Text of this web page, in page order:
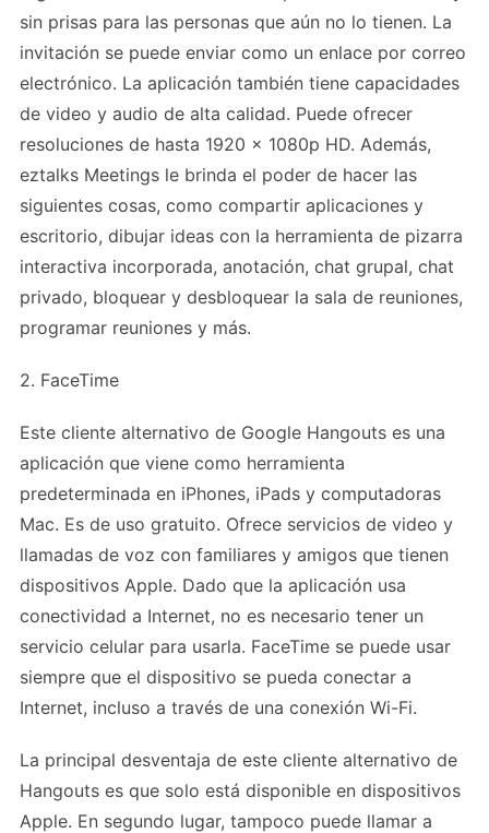
sin prisas para las personas que aún no lo tienen. La
invitación se puede enviar como un enlace por correo
electrónico. La aplicación también tiene capacidades
de video y audio de alta calidad. Puede ofrecer
resoluciones de hasta 1920 x 1080p HD. Además,
eztalks Meetings le brinda el poder de hacer las
siguientes cosas, como compartir aplicaciones y
escritorio, dibujar ideas con la herramienta de pizarra
interactiva incorporada, anotación, chat grupal, chat
privado, bloquear y desbloquear la sala de reuniones,
programar reuniones y más.
2. FaceTime
Este cliente alternativo de Google Hangouts es una
aplicación que viene como herramienta
predeterminada en iPhones, iPads y computadoras
Mac. Es de uso gratuito. Ofrece servicios de video y
llamadas de voz con familiares y amigos que tienen
dispositivos Apple. Dado que la aplicación usa
conectividad a Internet, no es necesario tener un
servicio celular para usarla. FaceTime se puede usar
siempre que el dispositivo se pueda conectar a
Internet, incluso a través de una conexión Wi-Fi.
La principal desventaja de este cliente alternativo de
Hangouts es que solo está disponible en dispositivos
Apple. En segundo lugar, tampoco puede llamar a